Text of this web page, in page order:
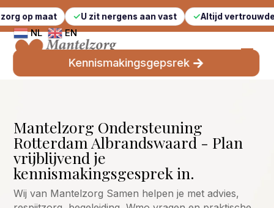
U zit nergens aan vast Altijd vertrouwde gezichten
NL EN
Kennismakingsgepsrek
Mantelzorg Ondersteuning
Rotterdam Albrandswaard - Plan
vrijblijvend je
kennismakingsgesprek in.
Wij van Mantelzorg Samen helpen je met advies,